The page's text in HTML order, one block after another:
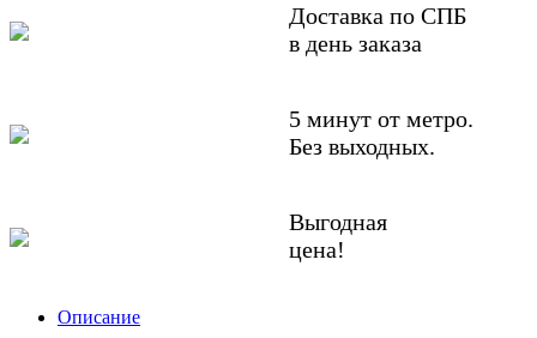
Доставка по СПБ
в день заказа
5 минут от метро.
Без выходных.
Выгодная
цена!
Описание